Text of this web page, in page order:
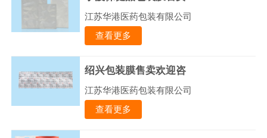
江苏华港医药包装有限公司
查看更多
绍兴包装膜售卖欢迎咨
江苏华港医药包装有限公司
查看更多